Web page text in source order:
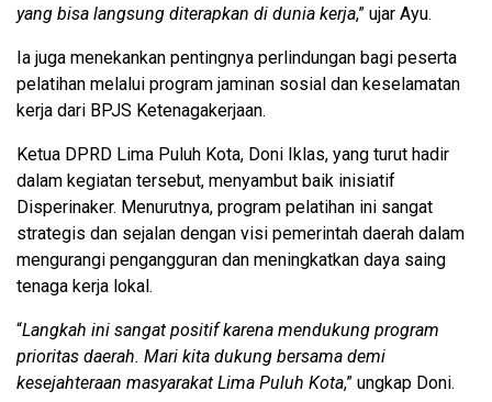
yang bisa langsung diterapkan di dunia kerja,” ujar Ayu.
Ia juga menekankan pentingnya perlindungan bagi peserta
pelatihan melalui program jaminan sosial dan keselamatan
kerja dari BPJS Ketenagakerjaan.
Ketua DPRD Lima Puluh Kota, Doni Iklas, yang turut hadir
dalam kegiatan tersebut, menyambut baik inisiatif
Disperinaker. Menurutnya, program pelatihan ini sangat
strategis dan sejalan dengan visi pemerintah daerah dalam
mengurangi pengangguran dan meningkatkan daya saing
tenaga kerja lokal.
“Langkah ini sangat positif karena mendukung program
prioritas daerah. Mari kita dukung bersama demi
kesejahteraan masyarakat Lima Puluh Kota,” ungkap Doni.